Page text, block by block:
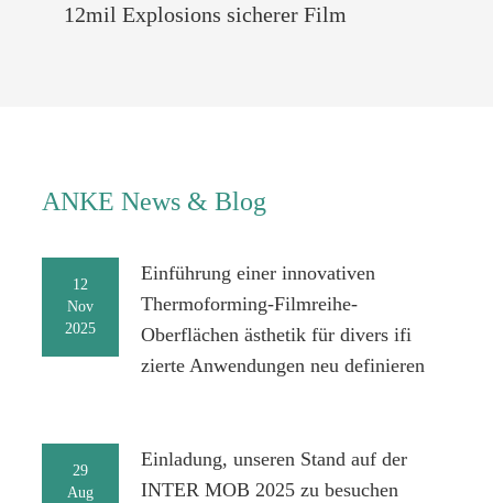
12mil Explosions sicherer Film
ANKE News & Blog
12
Nov
2025
Einführung einer innovativen
Thermoforming-Filmreihe-
Oberflächen ästhetik für divers ifi
zierte Anwendungen neu definieren
29
Aug
Einladung, unseren Stand auf der
INTER MOB 2025 zu besuchen